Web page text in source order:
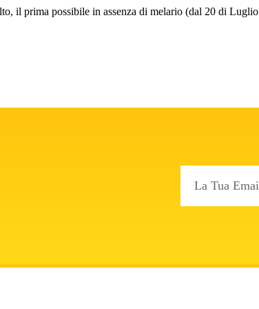
il prima possibile in assenza di melario (dal 20 di Luglio